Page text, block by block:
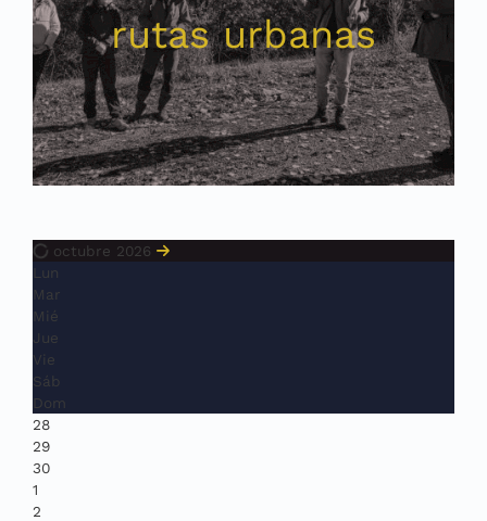
rutas urbanas
octubre 2026
Lun
Mar
Mié
Jue
Vie
Sáb
Dom
28
29
30
1
2